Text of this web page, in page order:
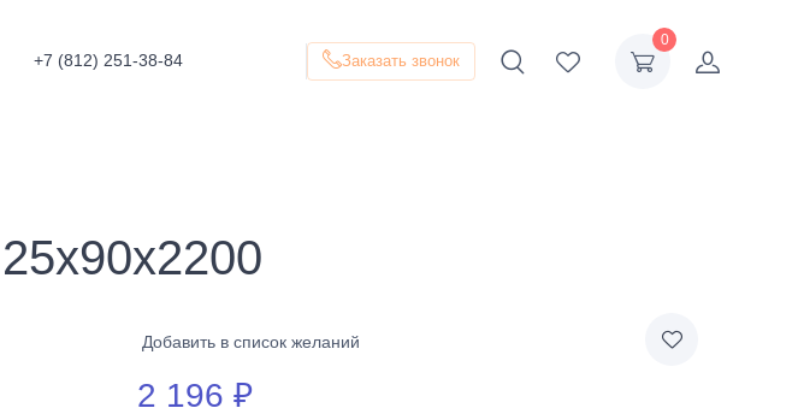
+7 (812) 251-38-84 Заказать звонок
0
Добавить в список желаний
2 196 ₽